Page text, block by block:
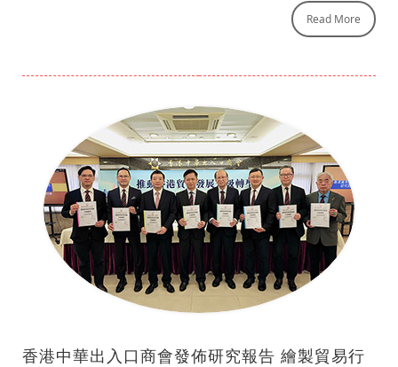
Read More
香港中華出入口商會發佈研究報告 繪製貿易行